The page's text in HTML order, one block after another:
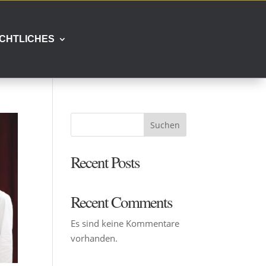
Suchen
Recent Posts
Recent Comments
Es sind keine Kommentare
vorhanden.